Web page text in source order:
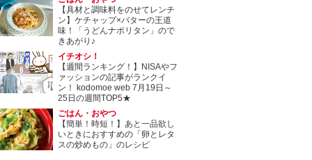
【具材と調味料をのせてレンチ
ン】ケチャップ×バターの王道
味！「うどんナポリタン」ので
きあがり♪
イチオシ！
【週間ランキング！】NISAやフ
ァッションの記事がランクイ
ン！ kodomoe web 7月19日～
25日の週間TOP5★
ごはん・おやつ
【簡単！時短！】あと一品欲し
いときにおすすめの「卵とレタ
スの炒めもの」のレシピ